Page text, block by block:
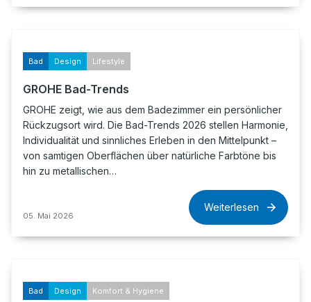
Bad Design Lifestyle
GROHE Bad-Trends
GROHE zeigt, wie aus dem Badezimmer ein persönlicher
Rückzugsort wird. Die Bad-Trends 2026 stellen Harmonie,
Individualität und sinnliches Erleben in den Mittelpunkt –
von samtigen Oberflächen über natürliche Farbtöne bis
hin zu metallischen…
05. Mai 2026
Weiterlesen
Bad Design Komfort & Hygiene